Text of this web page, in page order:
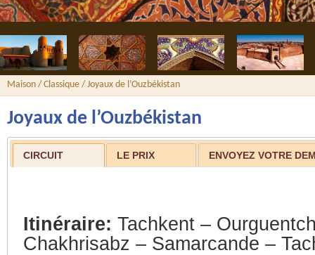
Maison / Classique / Joyaux de l’Ouzbékistan
Joyaux de l’Ouzbékistan
CIRCUIT LE PRIX ENVOYEZ VOTRE
Itinéraire:Tachkent –
Chakhrisabz – Samarcande –